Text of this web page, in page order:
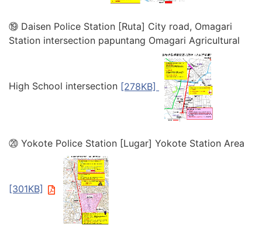
⑲ Daisen Police Station [Ruta] City road, Omagari
Station intersection papuntang Omagari Agricultural
High School intersection [278KB]
⑳ Yokote Police Station [Lugar] Yokote Station Area
[301KB]